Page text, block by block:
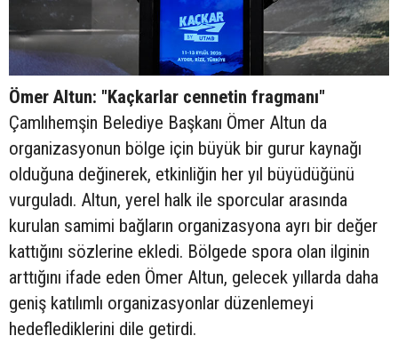
Ömer Altun: "Kaçkarlar cennetin fragmanı"
Çamlıhemşin Belediye Başkanı Ömer Altun da
organizasyonun bölge için büyük bir gurur kaynağı
olduğuna değinerek, etkinliğin her yıl büyüdüğünü
vurguladı. Altun, yerel halk ile sporcular arasında
kurulan samimi bağların organizasyona ayrı bir değer
kattığını sözlerine ekledi. Bölgede spora olan ilginin
arttığını ifade eden Ömer Altun, gelecek yıllarda daha
geniş katılımlı organizasyonlar düzenlemeyi
hedeflediklerini dile getirdi.